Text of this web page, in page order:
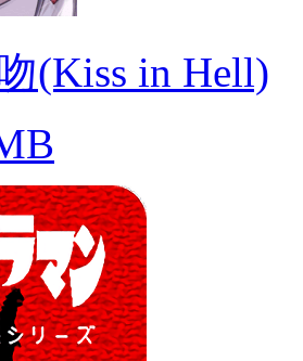
(Kiss in Hell)